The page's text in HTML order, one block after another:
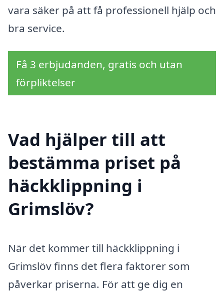
vara säker på att få professionell hjälp och
bra service.
Få 3 erbjudanden, gratis och utan
förpliktelser
Vad hjälper till att
bestämma priset på
häckklippning i
Grimslöv?
När det kommer till häckklippning i
Grimslöv finns det flera faktorer som
påverkar priserna. För att ge dig en